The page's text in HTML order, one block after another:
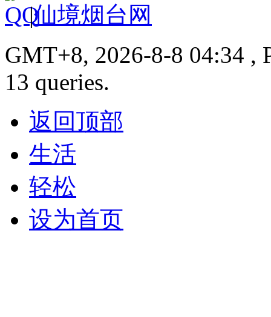
|仙境烟台网
GMT+8, 2026-8-8 04:34 ,
13 queries.
返回顶部
生活
轻松
设为首页